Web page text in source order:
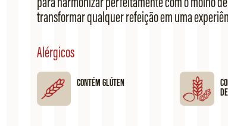
transformar qualquer refeição em uma
Alérgicos
Contém glúten